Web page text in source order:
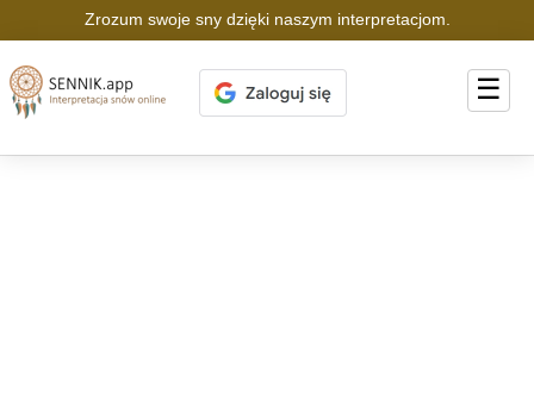
Zrozum swoje sny dzięki naszym interpretacjom.
☰